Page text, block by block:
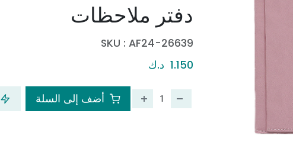
دفتر ملاحظات
SKU : AF24-26639
1.150 د.ك
أضف إلى السلة